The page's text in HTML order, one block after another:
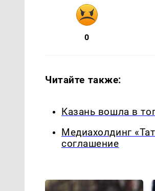
0
Читайте также:
Казань вошла в
Медиахолдинг
соглашение